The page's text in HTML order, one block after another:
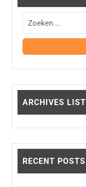
ARCHIVES LIST
RECENT POSTS